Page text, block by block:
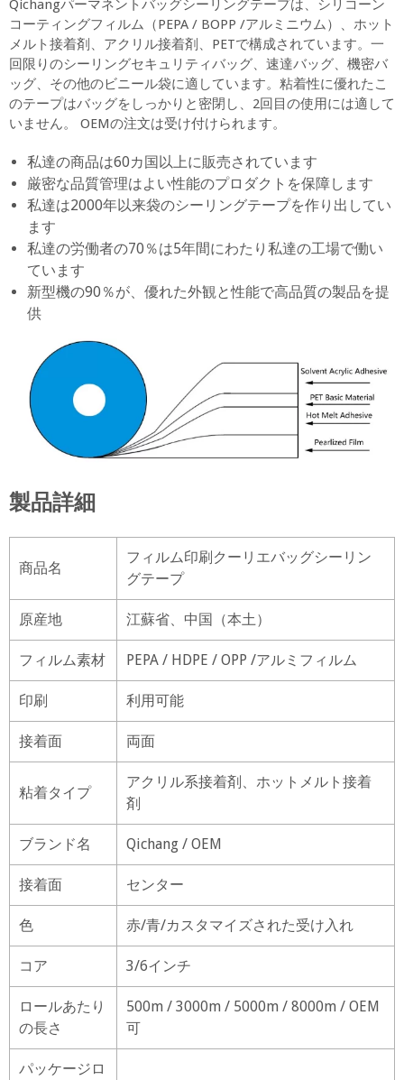
Qichangパーマネントバッグシーリングテープは、シリコーン
コーティングフィルム（PEPA / BOPP /アルミニウム）、ホット
メルト接着剤、アクリル接着剤、PETで構成されています。一
回限りのシーリングセキュリティバッグ、速達バッグ、機密バ
ッグ、その他のビニール袋に適しています。粘着性に優れたこ
のテープはバッグをしっかりと密閉し、2回目の使用には適して
いません。 OEMの注文は受け付けられます。
私達の商品は60カ国以上に販売されています
厳密な品質管理はよい性能のプロダクトを保障します
私達は2000年以来袋のシーリングテープを作り出してい
ます
私達の労働者の70％は5年間にわたり私達の工場で働い
ています
新型機の90％が、優れた外観と性能で高品質の製品を提
供
製品詳細
商品名
フィルム印刷クーリエバッグシーリン
グテープ
原産地 江蘇省、中国（本土）
フィルム素材 PEPA / HDPE / OPP /アルミフィルム
印刷 利用可能
接着面 両面
粘着タイプ
アクリル系接着剤、ホットメルト接着
剤
ブランド名 Qichang / OEM
接着面 センター
色 赤/青/カスタマイズされた受け入れ
コア 3/6インチ
ロールあたり
の長さ
500m / 3000m / 5000m / 8000m / OEM
可
パッケージロ